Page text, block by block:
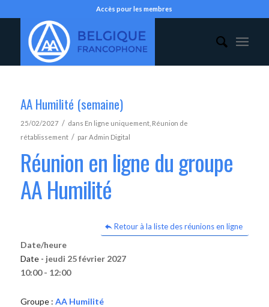
Accès pour les membres
AA Humilité (semaine)
25/02/2027 / dans En ligne uniquement, Réunion de
rétablissement / parAdmin Digital
Réunion en ligne du groupe
AA Humilité
Retour à la liste des réunions en ligne
Date/heure
Date - jeudi 25 février 2027
10:00 - 12:00
Groupe : AA Humilité